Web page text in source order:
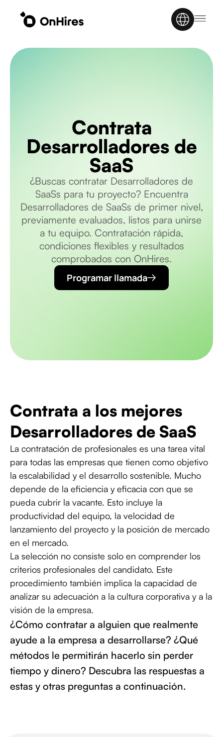
Contrata
Desarrolladores de
SaaS
¿Buscas contratar Desarrolladores de
SaaSs para tu proyecto? Encuentra
Desarrolladores de SaaSs de primer nivel,
previamente evaluados, listos para unirse
a tu equipo. Contratación rápida,
condiciones flexibles y resultados
comprobados con OnHires.
Programar llamada
Contrata a los mejores
Desarrolladores de SaaS
La contratación de profesionales es una tarea vital
para todas las empresas que tienen como objetivo
la escalabilidad y el desarrollo sostenible. Mucho
depende de la eficiencia y eficacia con que se
pueda cubrir la vacante. Esto incluye la
productividad del equipo, la velocidad de
lanzamiento del proyecto y la posición de mercado
en el mercado.
La selección no consiste solo en comprender los
criterios profesionales del candidato. Este
procedimiento también implica la capacidad de
analizar su adecuación a la cultura corporativa y a la
visión de la empresa.
¿Cómo contratar a alguien que realmente
ayude a la empresa a desarrollarse? ¿Qué
métodos le permitirán hacerlo sin perder
tiempo y dinero? Descubra las respuestas a
estas y otras preguntas a continuación.